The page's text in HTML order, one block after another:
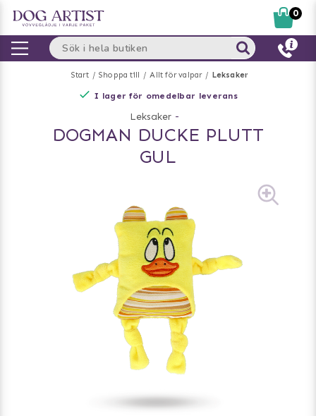
Start Shoppa till Allt för valpar Leksaker
I lager för omedelbar leverans
Leksaker -
DOGMAN DUCKE PLUTT
GUL
0